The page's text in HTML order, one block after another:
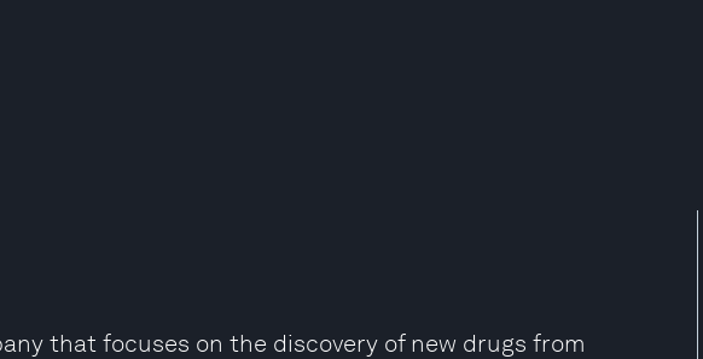
that focuses on the discovery of new drugs from